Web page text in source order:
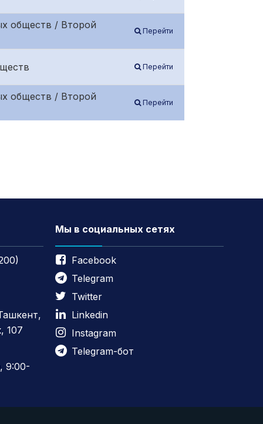
обществ / Второй
Перейти
Перейти
обществ / Второй
Перейти
107
9:00-
Мы в социальных сетях
Facebook
Telegram
Twitter
Linkedin
Instagram
Telegram-бот